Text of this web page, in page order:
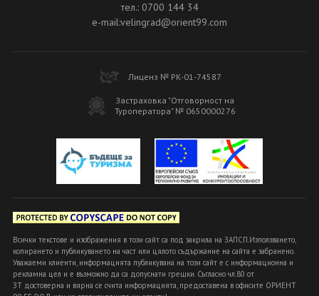
тел.: 0700 144 34
e-mail:velingrad@orient99.com
Лиценз № РК-01-74587
Застраховка "Отговорност на
Туроператора" № 0650000276
Всички текстове и изображения в този сайт са под закрила на ЗАПСП.Използването,
копирането и публикуването на част или цялото съдържание на сайта е забранено.
Уважаеми клиенти, информацията публикувана на този сайт е с информационна и
рекламна цел и е възможно да са допуснати грешки. Съгласно чл.80 от
ЗТ достоверна и вярна се счита информацията, предоставена в офисите ОРИЕНТ